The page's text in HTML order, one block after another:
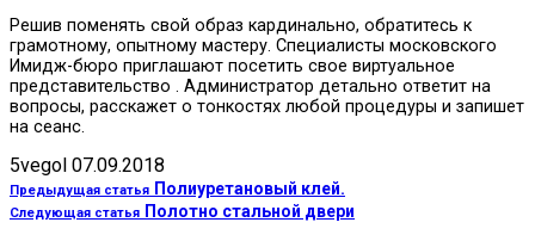
Решив поменять свой образ кардинально, обратитесь к
грамотному, опытному мастеру. Специалисты московского
Имидж-бюро приглашают посетить свое виртуальное
представительство . Администратор детально ответит на
вопросы, расскажет о тонкостях любой процедуры и запишет
на сеанс.
5vegol 07.09.2018
Предыдущая статья Полиуретановый клей.
Следующая статья Полотно стальной двери